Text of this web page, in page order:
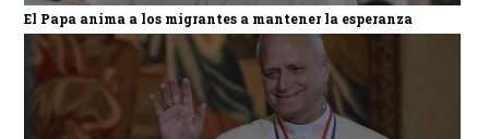
El Papa anima a los migrantes a mantener la esperanza